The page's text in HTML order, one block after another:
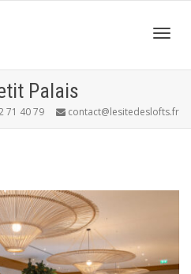
Palais
71 40 79 contact@lesitedeslofts.fr